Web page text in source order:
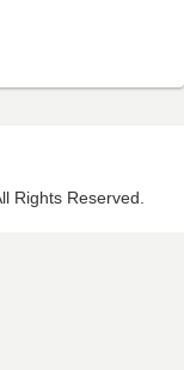
Rights Reserved.